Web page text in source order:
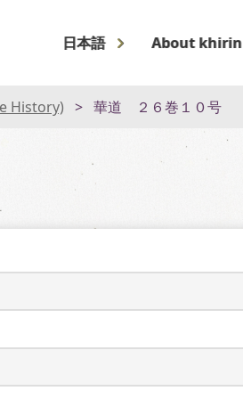
日本語 About khirin
History) 華道 ２６巻１０号